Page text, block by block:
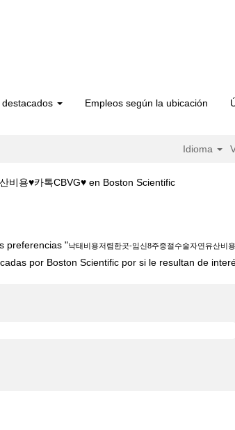
destacados Empleos según la ubicación
Idioma
비용♥카톡CBVG♥ en Boston Scientific(página
preferencias "낙­태비용저렴한곳-임신8주중절수술자연유산비
por Boston Scientific por si le resultan de